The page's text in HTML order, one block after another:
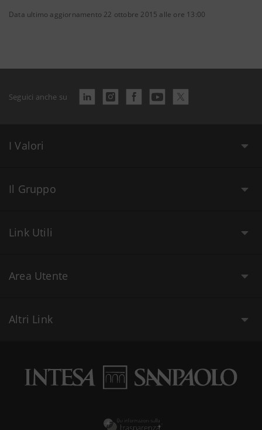
Data ultimo aggiornamento 22 ottobre 2015 alle ore 13:00
Seguici anche su
I Valori
Il Gruppo
Link Utili
Area Utente
Altri Link